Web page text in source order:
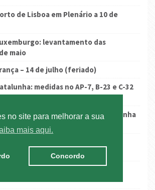
no site para melhorar a sua
mais aqui.
Concordo
de Lisboa em Plenário a 10 de
levantamento das
maio
– 14 de julho (feriado)
medidas no AP-7, B-23 e C-32
da travessia de montanha